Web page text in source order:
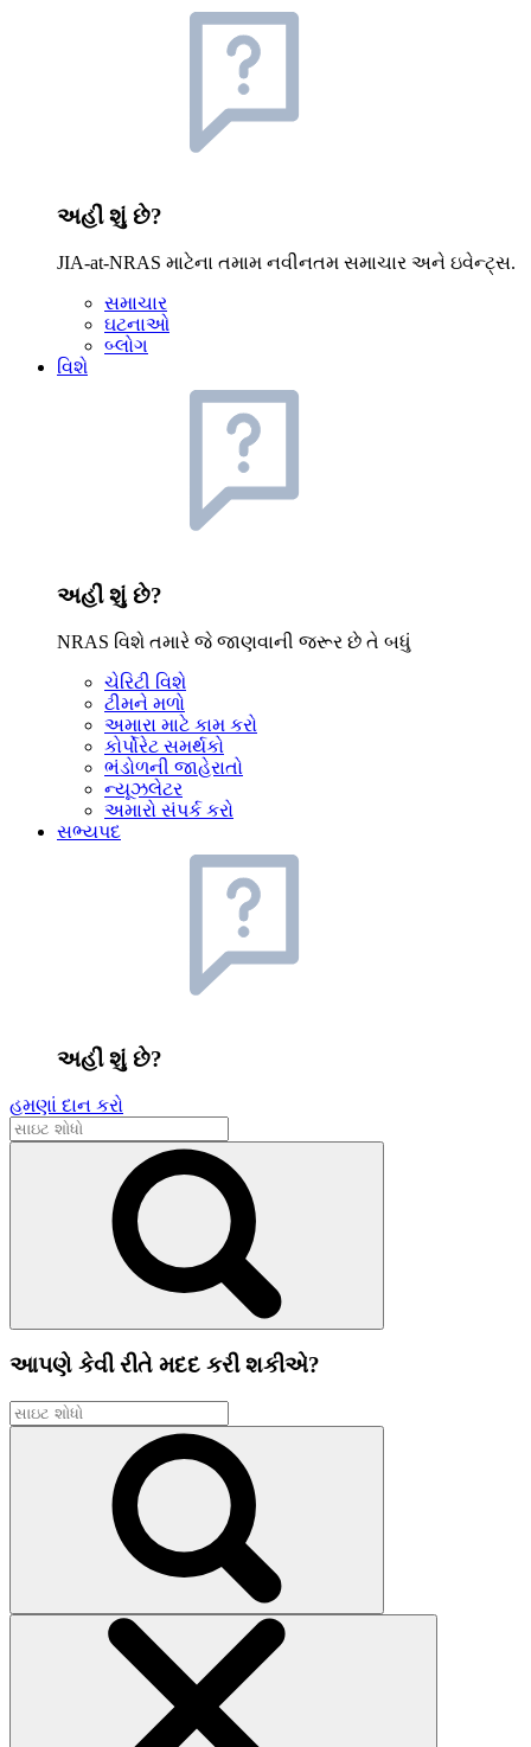
અહીં શું છે?
JIA-at-NRAS માટેના તમામ નવીનતમ સમાચાર અને ઇવેન્ટ્સ.
સમાચાર
ઘટનાઓ
બ્લોગ
વિશે
અહીં શું છે?
NRAS વિશે તમારે જે જાણવાની જરૂર છે તે બધું
ચેરિટી વિશે
ટીમને મળો
અમારા માટે કામ કરો
કોર્પોરેટ સમર્થકો
ભંડોળની જાહેરાતો
ન્યૂઝલેટર
અમારો સંપર્ક કરો
સભ્યપદ
અહીં શું છે?
હમણાં દાન કરો
આપણે કેવી રીતે મદદ કરી શકીએ?